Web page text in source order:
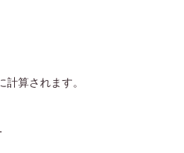
計算されます。